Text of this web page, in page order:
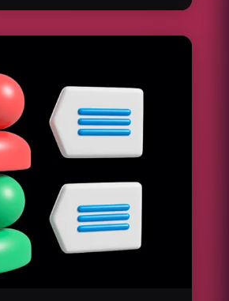
vulnerabilidades, evitando
de tus operaciones.